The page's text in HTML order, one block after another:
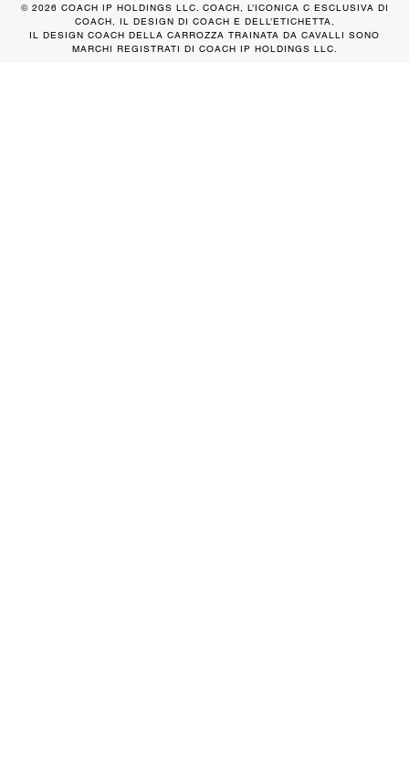
© 2026 COACH IP HOLDINGS LLC. COACH, L’ICONICA C ESCLUSIVA DI
COACH, IL DESIGN DI COACH E DELL’ETICHETTA,
IL DESIGN COACH DELLA CARROZZA TRAINATA DA CAVALLI SONO
MARCHI REGISTRATI DI COACH IP HOLDINGS LLC.